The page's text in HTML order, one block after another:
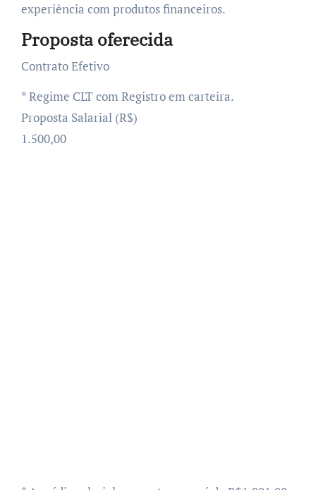
experiência com produtos financeiros.
Proposta oferecida
Contrato Efetivo
* Regime CLT com Registro em carteira.
Proposta Salarial (R$)
1.500,00